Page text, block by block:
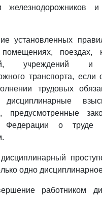
железнодорожников и
установленных
поездах,
учреждений и
транспорта,
трудовых
дисциплинарные
предусмотренные
Федерации о труде
одно
работником